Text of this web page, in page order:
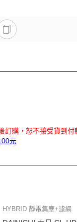
訂購，恕不接受貨到付
元
HYBRID 靜電集塵+濾網